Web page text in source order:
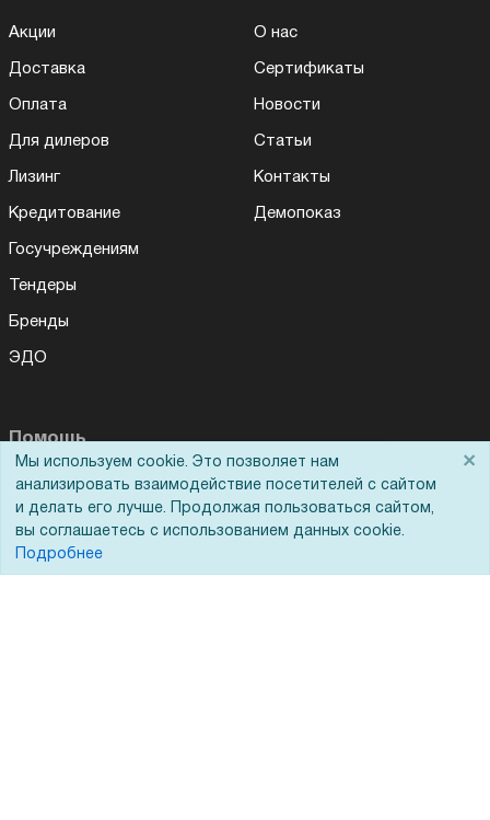
Акции
Доставка
Оплата
Для дилеров
Лизинг
Кредитование
Госучреждениям
Тендеры
Бренды
ЭДО
О нас
Сертификаты
Новости
Статьи
Контакты
Демопоказ
Помощь
Вопрос-ответ
Реквизиты
Гарантии и возврат
Мы используем cookie. Это позволяет нам
анализировать взаимодействие посетителей с сайтом
и делать его лучше. Продолжая пользоваться сайтом,
вы соглашаетесь с использованием данных cookie.
Подробнее
×
Для Вас доступно эксклюзивное приложение при
заказе этого товара
Получить скидку Не показывать